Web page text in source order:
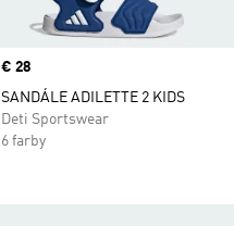
Price
€ 28
SANDÁLE ADILETTE 2 KIDS
Deti Sportswear
6 farby